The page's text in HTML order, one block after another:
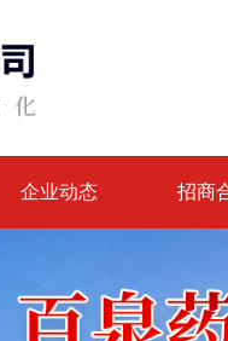
企业动态 招商